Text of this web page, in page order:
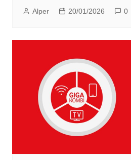
Alper 20/01/2026 0